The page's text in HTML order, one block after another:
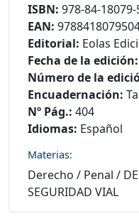
ISBN: 978-84-
EAN:
Editorial: Eolas
Fecha de la edición:
Número de la
Encuadernación:
Nº Pág.: 404
Idiomas: Español
Materias:
Derecho / Penal /
SEGURIDAD VIAL